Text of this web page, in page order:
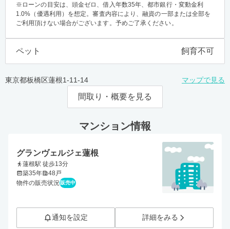
※ローンの目安は、頭金ゼロ、借入年数35年、都市銀行・変動金利
1.0%（優遇利用）を想定。審査内容により、融資の一部または全部を
ご利用頂けない場合がございます。予めご了承ください。
ペット 飼育不可
東京都板橋区蓮根1-11-14 マップで見る
間取り・概要を見る
マンション情報
グランヴェルジェ蓮根
蓮根駅 徒歩13分
築35年
48戸
物件の販売状況 販売中
通知を設定 詳細をみる